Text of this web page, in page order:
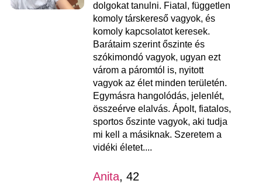
dolgokat tanulni. Fiatal, független
komoly társkereső vagyok, és
komoly kapcsolatot keresek.
Barátaim szerint őszinte és
szókimondó vagyok, ugyan ezt
várom a páromtól is, nyitott
vagyok az élet minden területén.
Egymásra hangolódás, jelenlét,
összeérve elalvás. Ápolt, fiatalos,
sportos őszinte vagyok, aki tudja
mi kell a másiknak. Szeretem a
vidéki életet....
Anita, 42